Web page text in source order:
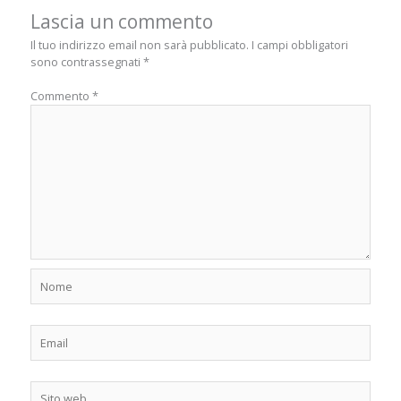
Lascia un commento
Il tuo indirizzo email non sarà pubblicato. I campi obbligatori
sono contrassegnati*
Commento*